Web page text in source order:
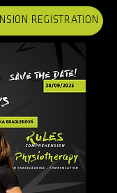
REGISTRATION